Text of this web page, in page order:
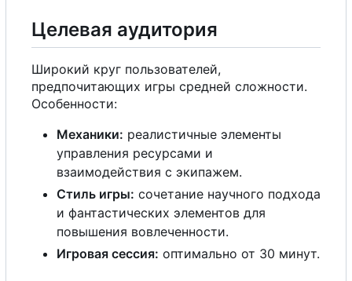
Целевая аудитория
Широкий круг пользователей,
предпочитающих игры средней сложности.
Особенности:
Механики: реалистичные элементы
управления ресурсами и
взаимодействия с экипажем.
Стиль игры: сочетание научного подхода
и фантастических элементов для
повышения вовлеченности.
Игровая сессия: оптимально от 30 минут.